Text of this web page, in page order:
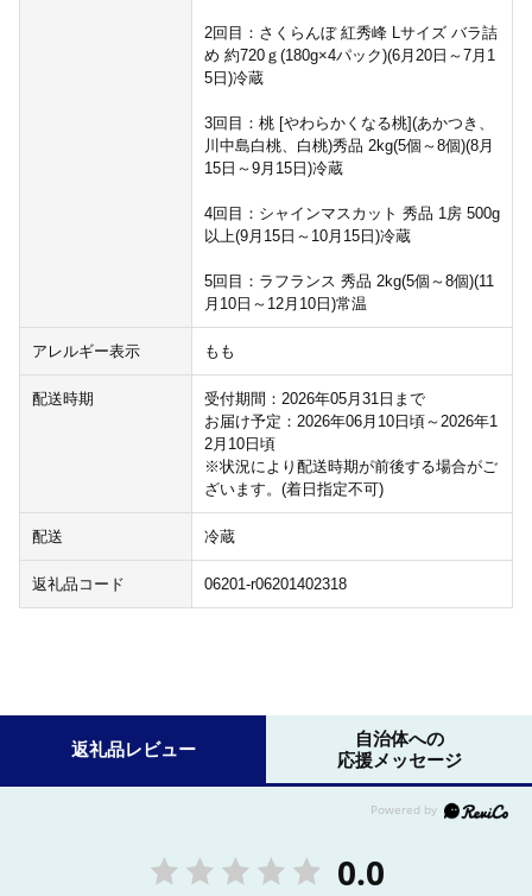
2回目：さくらんぼ 紅秀峰 Lサイズ バラ詰
め 約720ｇ(180g×4パック)(6月20日～7月1
5日)冷蔵
3回目：桃 [やわらかくなる桃](あかつき、
川中島白桃、白桃)秀品 2kg(5個～8個)(8月
15日～9月15日)冷蔵
4回目：シャインマスカット 秀品 1房 500g
以上(9月15日～10月15日)冷蔵
5回目：ラフランス 秀品 2kg(5個～8個)(11
月10日～12月10日)常温
アレルギー表示 もも
配送時期
受付期間：2026年05月31日まで
お届け予定：2026年06月10日頃～2026年1
2月10日頃
※状況により配送時期が前後する場合がご
ざいます。(着日指定不可)
配送 冷蔵
返礼品コード 06201-r06201402318
返礼品レビュー
自治体への
応援メッセージ
0.0